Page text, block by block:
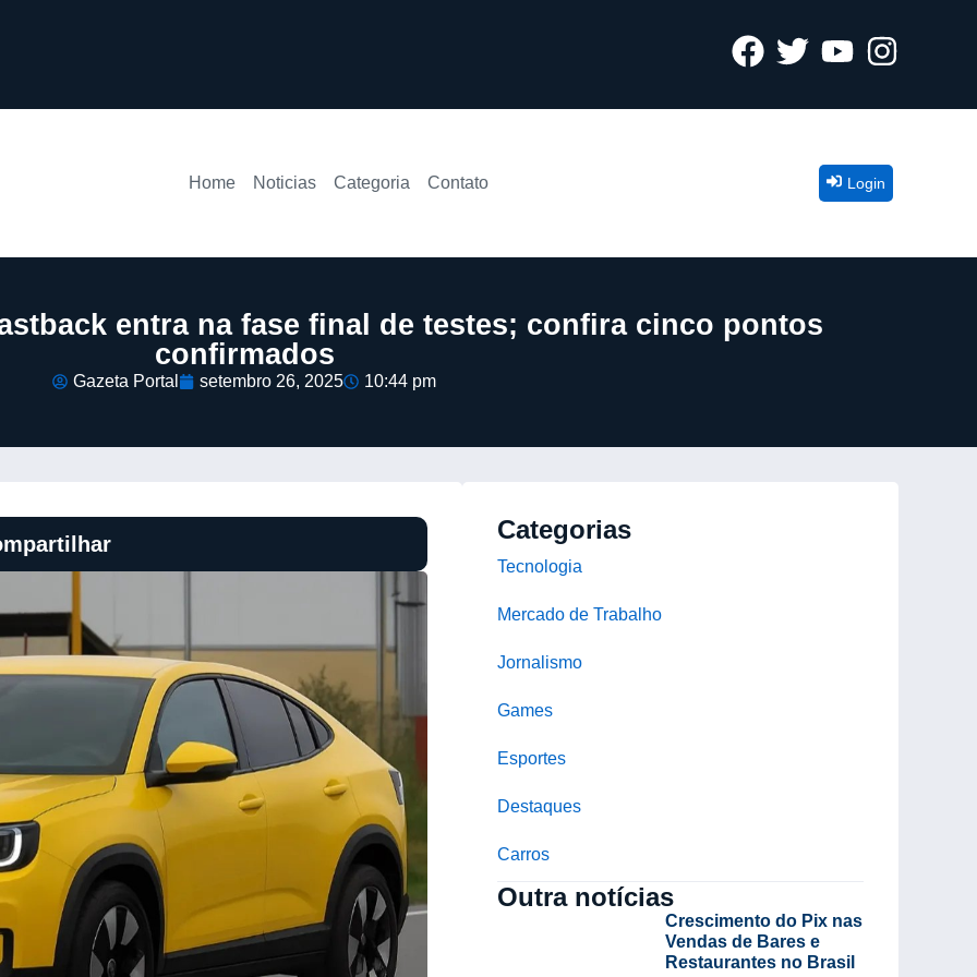
Home Noticias Categoria Contato Login
entra na fase final de testes; confira cinco pontos
confirmados
Gazeta Portal setembro 26, 2025 10:44 pm
Categorias
Tecnologia
Mercado de Trabalho
Jornalismo
Games
Esportes
Destaques
Carros
Outra notícias
Crescimento do Pix nas
Vendas de Bares e
Restaurantes no Brasil